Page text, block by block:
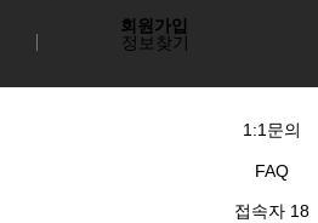
회원가입
정보찾기
1:1문의
FAQ
접속자 18